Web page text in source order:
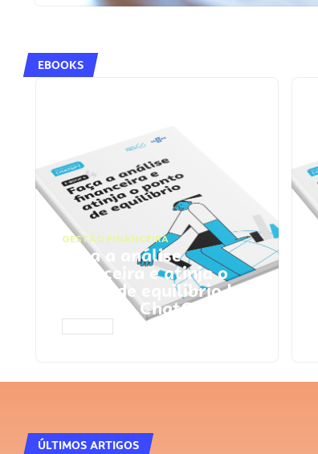
EBOOKS
GESTÃO FINANCEIRA
Faça a análise
financeira e atinja o
ponto de equilíbrio |
Prompts ChatGPT
ÚLTIMOS ARTIGOS